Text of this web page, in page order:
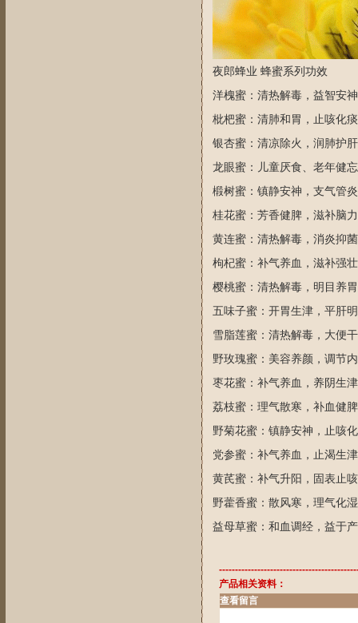
夜郎蜂业 蜂蜜系列功效
洋槐蜜：清热解毒，益智安
枇杷蜜：清肺和胃，止咳化痰
银杏蜜：清凉除火，润肺护肝
龙眼蜜：儿童厌食、老年健忘
椴树蜜：镇静安神，支气管炎
桂花蜜：芳香健脾，滋补脑
黄连蜜：清热解毒，消炎抑
枸杞蜜：补气养血，滋补强
樱桃蜜：清热解毒，明目养
五味子蜜：开胃生津，平肝
雪脂莲蜜：清热解毒，大便
野玫瑰蜜：美容养颜，调节
枣花蜜：补气养血，养阴生
荔枝蜜：理气散寒，补血健
野菊花蜜：镇静安神，止咳
党参蜜：补气养血，止渴生
黄芪蜜：补气升阳，固表止
野藿香蜜：散风寒，理气化
益母草蜜：和血调经，益于
产品相关资料：
查看留言